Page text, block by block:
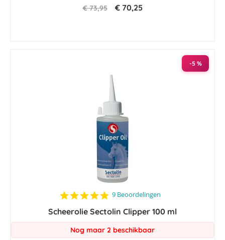
€ 73,95 € 70,25
-5 %
4.9
rating
9 Beoordelingen
Scheerolie Sectolin Clipper 100 ml
Nog maar 2 beschikbaar